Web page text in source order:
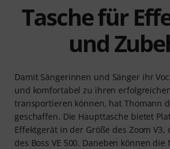
Tasche für
und
Damit Sängerinnen und Sänger ihr
und komfortabel zu ihren
transportieren können, hat Thomann
geschaffen. Die Haupttasche bietet
Effektgerät in der Größe des Zoom V3,
des Boss VE 500. Daneben können